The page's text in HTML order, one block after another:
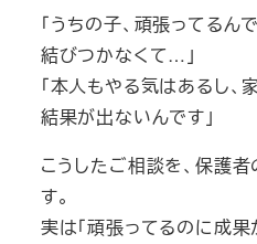
「うちの子、頑張ってるん
結びつかなくて…」
「本人もやる気はあるし、
結果が出ないんです」
こうしたご相談を、保護
す。
実は「頑張ってるのに成果